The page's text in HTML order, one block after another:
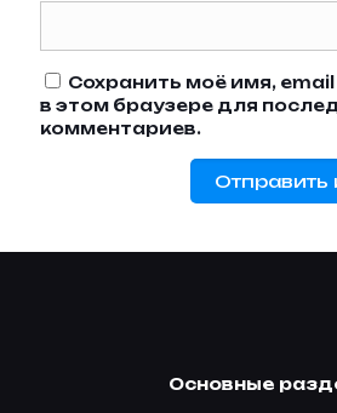
Сохранить моё имя,
в этом браузере для
комментариев.
Основные